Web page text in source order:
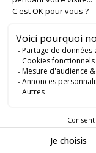
Aucun produit ne
Le plateau de
réalisation d’une
technique adaptée
logistiques